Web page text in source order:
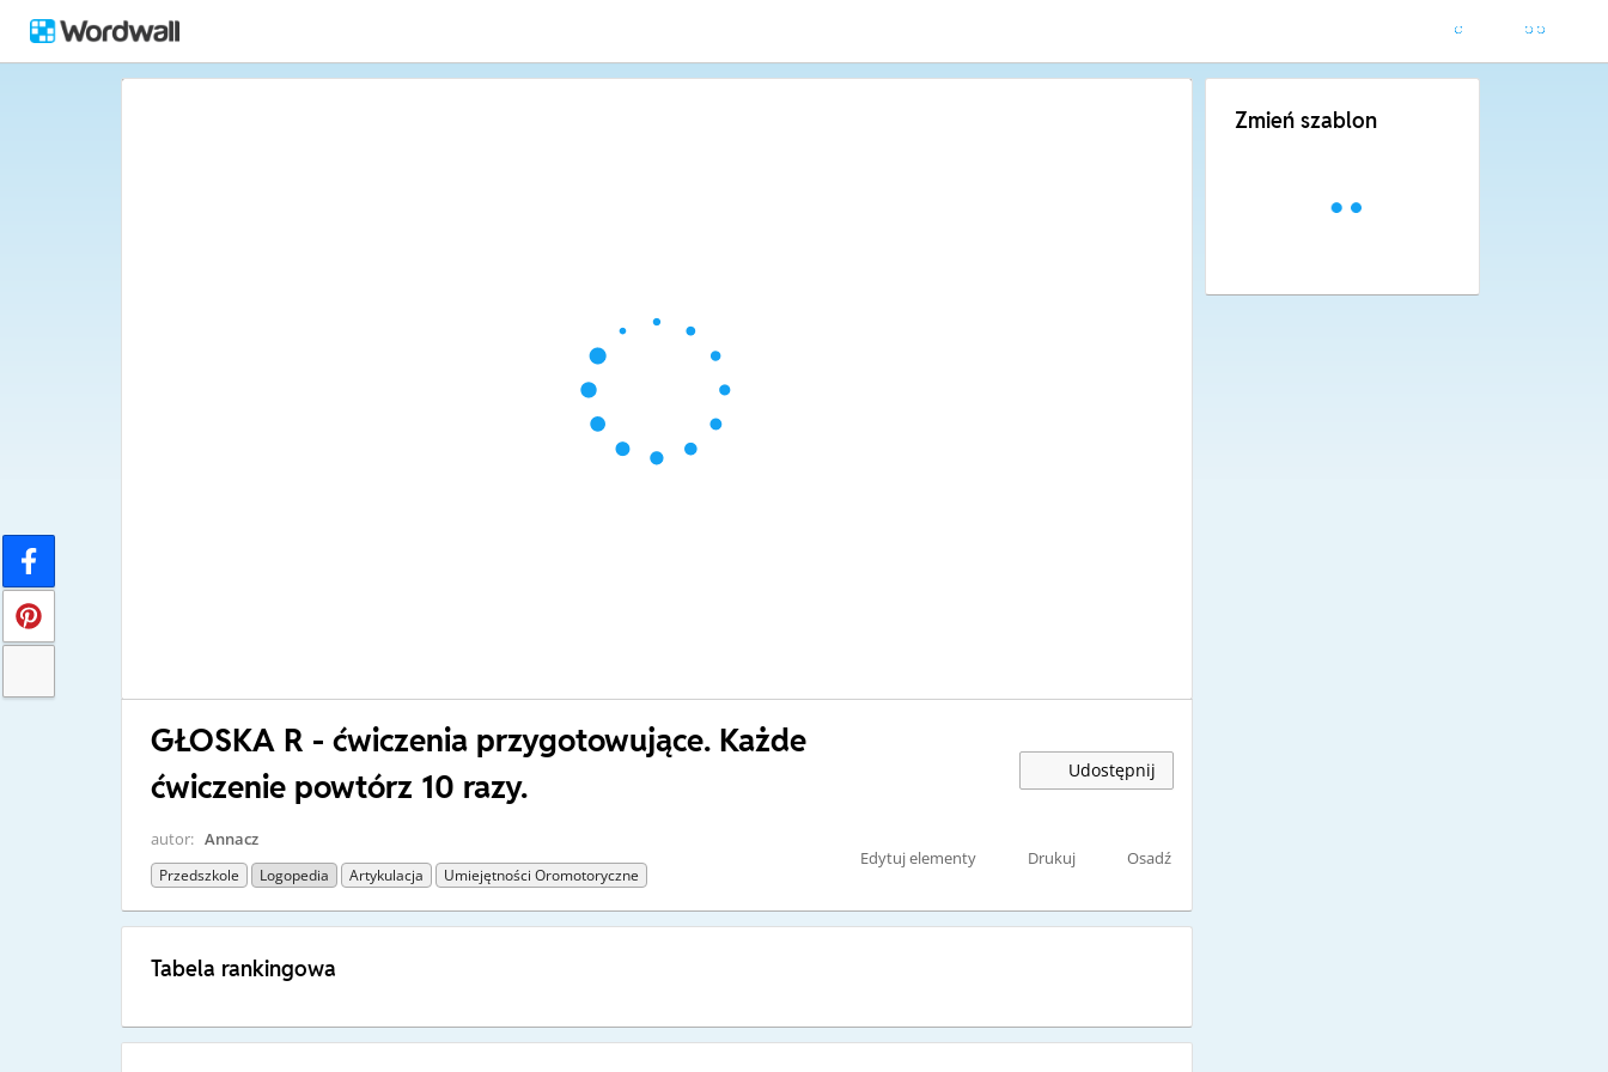
GŁOSKA R - ćwiczenia przygotowujące. Każde
ćwiczenie powtórz 10 razy.
Udostępnij
autor: Annacz
Przedszkole Logopedia Artykulacja Umiejętności Oromotoryczne
Edytuj elementy Drukuj Osadź
Tabela rankingowa
Zmień szablon